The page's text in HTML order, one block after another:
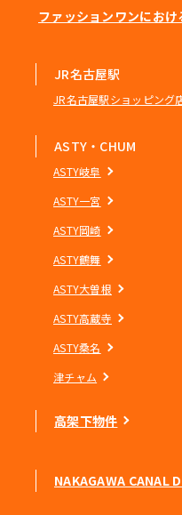
ファッションワンにお
JR名古屋駅
JR名古屋駅ショッピング
ASTY・CHUM
ASTY岐阜
ASTY一宮
ASTY岡崎
ASTY鶴舞
ASTY大曽根
ASTY高蔵寺
ASTY桑名
津チャム
高架下物件
NAKAGAWA CANAL